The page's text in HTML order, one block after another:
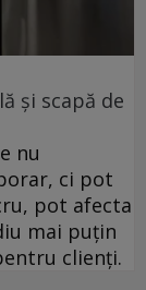
și scapă de
nu
ci pot
pot afecta
mai puțin
clienți.